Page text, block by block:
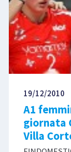
19/12/2010
A1
giornata
Villa